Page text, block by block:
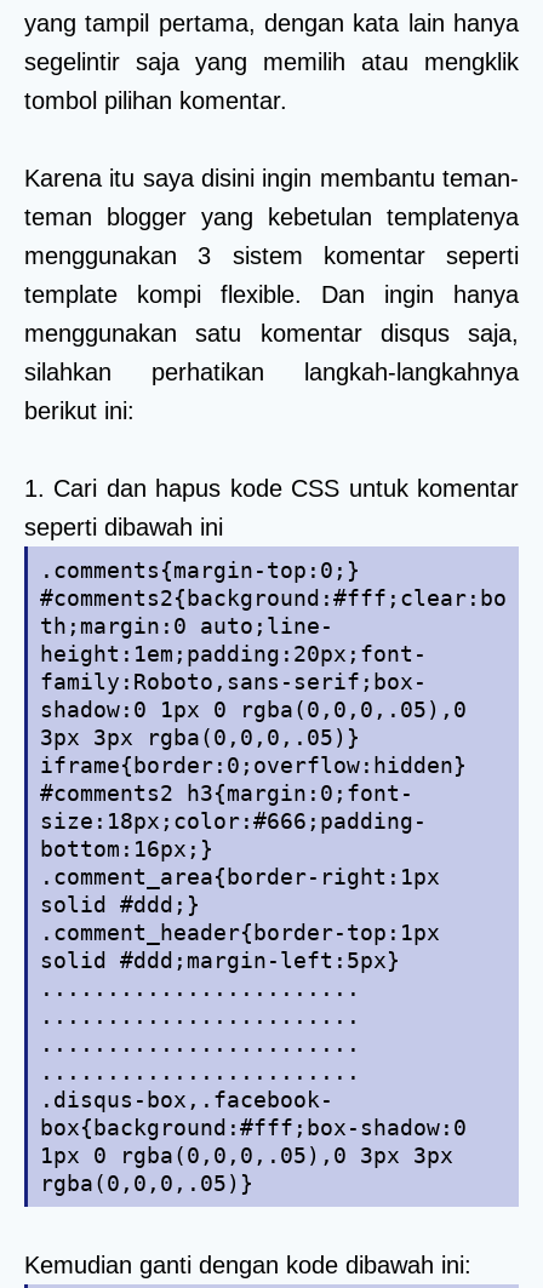
yang tampil pertama, dengan kata lain hanya
segelintir saja yang memilih atau mengklik
tombol pilihan komentar.
Karena itu saya disini ingin membantu teman-
teman blogger yang kebetulan templatenya
menggunakan 3 sistem komentar seperti
template kompi flexible. Dan ingin hanya
menggunakan satu komentar disqus saja,
silahkan perhatikan langkah-langkahnya
berikut ini:
1. Cari dan hapus kode CSS untuk komentar
seperti dibawah ini
.comments{margin-top:0;}
#comments2{background:#fff;clear:bo
th;margin:0 auto;line-
height:1em;padding:20px;font-
family:Roboto,sans-serif;box-
shadow:0 1px 0 rgba(0,0,0,.05),0
3px 3px rgba(0,0,0,.05)}
iframe{border:0;overflow:hidden}
#comments2 h3{margin:0;font-
size:18px;color:#666;padding-
bottom:16px;}
.comment_area{border-right:1px
solid #ddd;}
.comment_header{border-top:1px
solid #ddd;margin-left:5px}
........................
........................
........................
........................
.disqus-box,.facebook-
box{background:#fff;box-shadow:0
1px 0 rgba(0,0,0,.05),0 3px 3px
rgba(0,0,0,.05)}
Kemudian ganti dengan kode dibawah ini: